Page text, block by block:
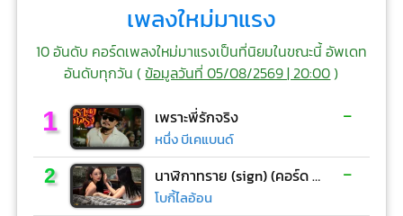
เพลงใหม่มาแรง
10 อันดับ คอร์ดเพลงใหม่มาแรงเป็นที่นิยมในขณะนี้ อัพเดท
อันดับทุกวัน (ข้อมูลวันที่ 05/08/2569 | 20:00)
1 เพราะพี่รักจริง
หนึ่ง บีเคแบนด์
-
2 นาฬิกาทราย (sign) (คอร์ด ง่ายๆ)
โบกี้ไลอ้อน
-